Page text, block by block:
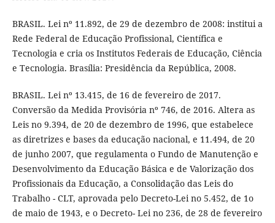
BRASIL. Lei nº 11.892, de 29 de dezembro de 2008: institui a
Rede Federal de Educação Profissional, Científica e
Tecnologia e cria os Institutos Federais de Educação, Ciência
e Tecnologia. Brasília: Presidência da República, 2008.
BRASIL. Lei nº 13.415, de 16 de fevereiro de 2017.
Conversão da Medida Provisória nº 746, de 2016. Altera as
Leis no 9.394, de 20 de dezembro de 1996, que estabelece
as diretrizes e bases da educação nacional, e 11.494, de 20
de junho 2007, que regulamenta o Fundo de Manutenção e
Desenvolvimento da Educação Básica e de Valorização dos
Profissionais da Educação, a Consolidação das Leis do
Trabalho - CLT, aprovada pelo Decreto-Lei no 5.452, de 1o
de maio de 1943, e o Decreto- Lei no 236, de 28 de fevereiro